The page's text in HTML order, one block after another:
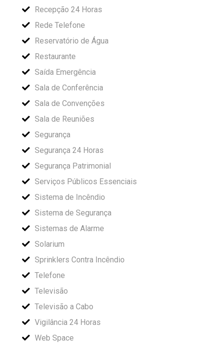
Recepção 24 Horas
Rede Telefone
Reservatório de Água
Restaurante
Saída Emergência
Sala de Conferência
Sala de Convenções
Sala de Reuniões
Segurança
Segurança 24 Horas
Segurança Patrimonial
Serviços Públicos Essenciais
Sistema de Incêndio
Sistema de Segurança
Sistemas de Alarme
Solarium
Sprinklers Contra Incêndio
Telefone
Televisão
Televisão a Cabo
Vigilância 24 Horas
Web Space